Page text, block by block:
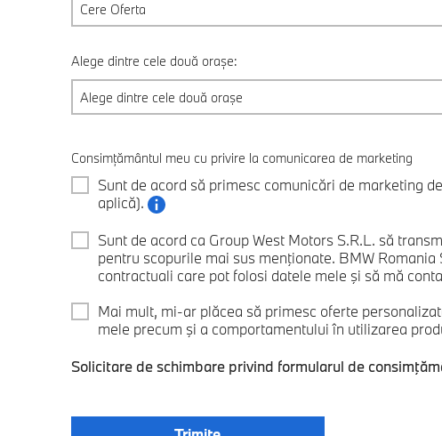
Cere Oferta
Alege dintre cele două orașe:
Alege dintre cele două orașe
Consimțământul meu cu privire la comunicarea de marketing
Sunt de acord să primesc comunicări de marketing
aplică).
Sunt de acord ca Group West Motors S.R.L. să
pentru scopurile mai sus menţionate. BMW
contractuali care pot folosi datele mele şi să mă
Mai mult, mi-ar plăcea să primesc oferte
mele precum şi a comportamentului în utilizarea
Solicitare de schimbare privind formularul de